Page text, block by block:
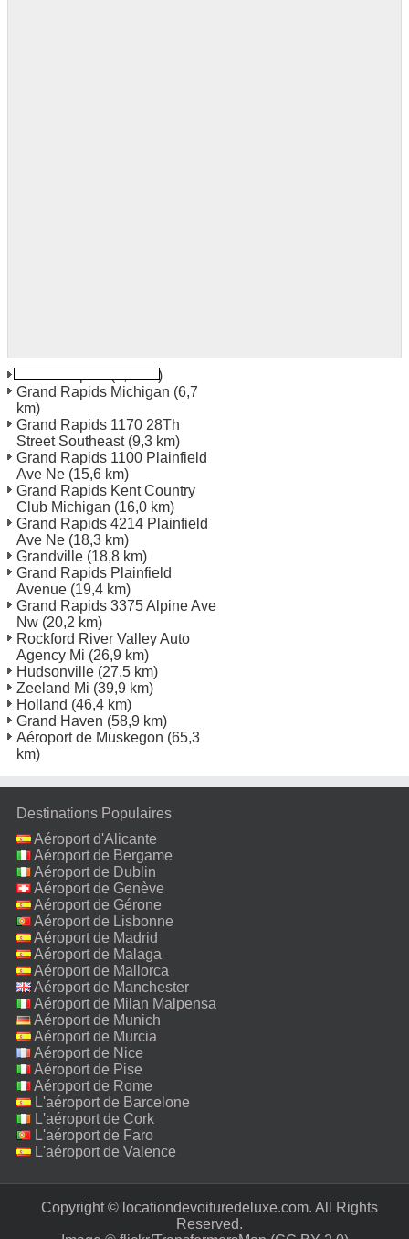
(6,4 km)
Grand Rapids Michigan (6,7
km)
Grand Rapids 1170 28Th
Street Southeast(9,3 km)
Grand Rapids 1100 Plainfield
Ave Ne (15,6 km)
Grand Rapids Kent Country
Club Michigan (16,0 km)
Grand Rapids 4214 Plainfield
Ave Ne (18,3 km)
Grandville (18,8 km)
Grand Rapids Plainfield
Avenue (19,4 km)
Grand Rapids 3375 Alpine Ave
Nw (20,2 km)
Rockford River Valley Auto
Agency Mi (26,9 km)
Hudsonville (27,5 km)
Zeeland Mi (39,9 km)
Holland (46,4 km)
Grand Haven (58,9 km)
Aéroport de Muskegon (65,3
km)
Destinations Populaires
Aéroport d'Alicante
Aéroport de Bergame
Aéroport de Dublin
Aéroport de Genève
Aéroport de Gérone
Aéroport de Lisbonne
Aéroport de Madrid
Aéroport de Malaga
Aéroport de Mallorca
Aéroport de Manchester
Aéroport de Milan Malpensa
Aéroport de Munich
Aéroport de Murcia
Aéroport de Nice
Aéroport de Pise
Aéroport de Rome
Fiumicino
L'aéroport de Barcelone
L'aéroport de Cork
L'aéroport de Faro
L'aéroport de Valence
Copyright © locationdevoituredeluxe.com. All Rights
Reserved.‎